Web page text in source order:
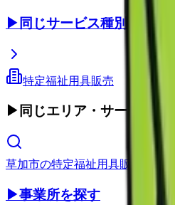
▶ 同じサービス種別
特定福祉用具販売
▶ 同じエリア・サービス種別
草加市の特定福祉用具販売
▶事業所を探す